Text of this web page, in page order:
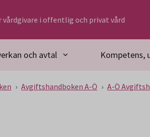
vårdgivare i offentlig och privat vård
och avtal Kompetens,
Avgiftshandboken A-Ö A-Ö